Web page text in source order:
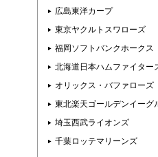
広島東洋カープ
東京ヤクルトスワローズ
福岡ソフトバンクホークス
北海道日本ハムファイター
オリックス・バファローズ
東北楽天ゴールデンイーグ
埼玉西武ライオンズ
千葉ロッテマリーンズ